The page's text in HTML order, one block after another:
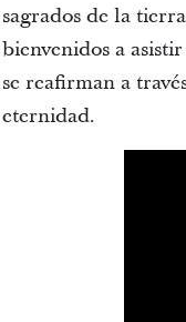
sagrados de la
bienvenidos a
se reafirman a
eternidad.